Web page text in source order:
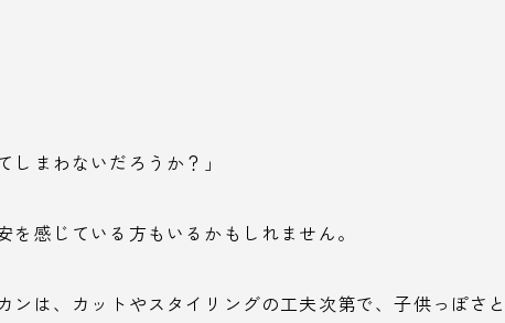
しまわないだろうか？」
感じている方もいるかもしれません。
ンは、カットやスタイリングの工夫次第で、子供っぽさと